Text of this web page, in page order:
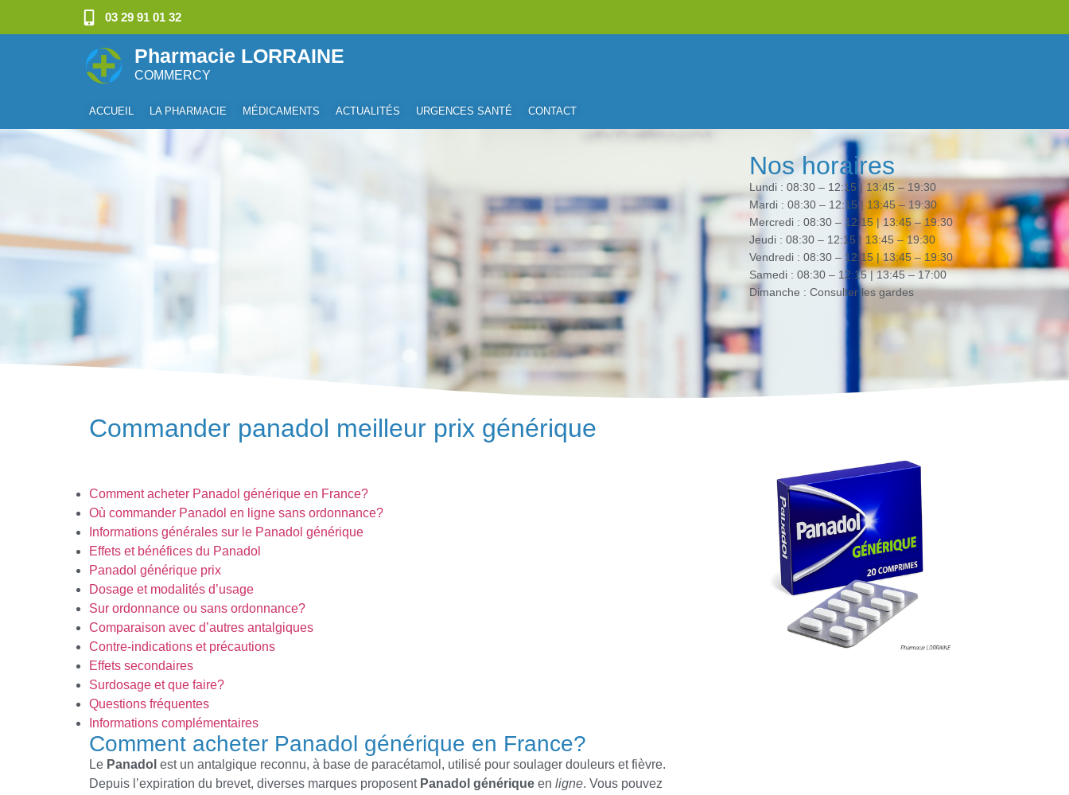
03 29 91 01 32
Pharmacie LORRAINE
COMMERCY
ACCUEIL LA PHARMACIE MÉDICAMENTS ACTUALITÉS URGENCES SANTÉ CONTACT
Nos horaires
Lundi : 08:30 – 12:15 | 13:45 – 19:30
Mardi : 08:30 – 12:15 | 13:45 – 19:30
Mercredi : 08:30 – 12:15 | 13:45 – 19:30
Jeudi : 08:30 – 12:15 | 13:45 – 19:30
Vendredi : 08:30 – 12:15 | 13:45 – 19:30
Samedi : 08:30 – 12:15 | 13:45 – 17:00
Dimanche : Consulter les gardes
Commander panadol meilleur prix générique
Comment acheter Panadol générique en France?
Où commander Panadol en ligne sans ordonnance?
Informations générales sur le Panadol générique
Effets et bénéfices du Panadol
Panadol générique prix
Dosage et modalités d’usage
Sur ordonnance ou sans ordonnance?
Comparaison avec d’autres antalgiques
Contre-indications et précautions
Effets secondaires
Surdosage et que faire?
Questions fréquentes
Informations complémentaires
Comment acheter Panadol générique en France?
Le Panadol est un antalgique reconnu, à base de paracétamol, utilisé pour soulager douleurs et fièvre.
Depuis l’expiration du brevet, diverses marques proposent Panadol générique en ligne. Vous pouvez